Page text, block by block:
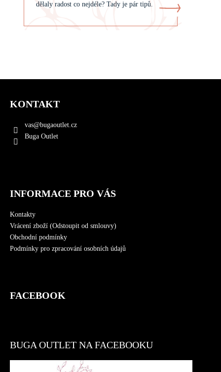
dělaly radost co nejdéle? Tady je pár tipů.
KONTAKT
vas@bugaoutlet.cz
Buga Outlet
INFORMACE PRO VÁS
Kontakty
Vrácení zboží (Odstoupit od smlouvy)
Obchodní podmínky
Podmínky pro zpracování osobních údajů
FACEBOOK
BUGA OUTLET NA FACEBOOKU